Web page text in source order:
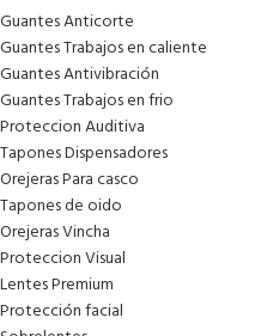
Guantes Anticorte
Guantes Trabajos en caliente
Guantes Antivibración
Guantes Trabajos en frio
Proteccion Auditiva
Tapones Dispensadores
Orejeras Para casco
Tapones de oido
Orejeras Vincha
Proteccion Visual
Lentes Premium
Protección facial